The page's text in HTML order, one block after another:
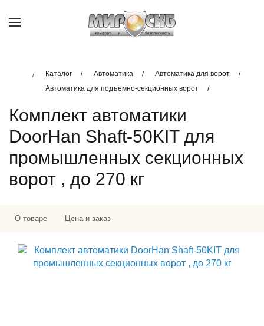
Каталог Автоматика
Автоматика для ворот
Автоматика для подъемно-секционных ворот
Комплект автоматики
DoorHan Shaft-50KIT для
промышленных секционных
ворот , до 270 кг
О товаре Цена и заказ